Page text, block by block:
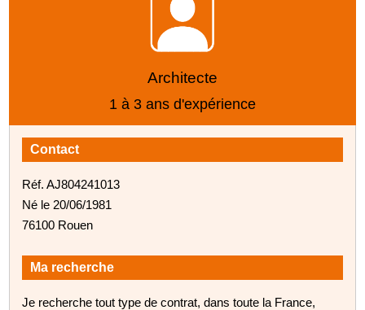
Architecte
1 à 3 ans d'expérience
Contact
Réf. AJ804241013
Né le 20/06/1981
76100 Rouen
Ma recherche
Je recherche tout type de contrat, dans toute la France,